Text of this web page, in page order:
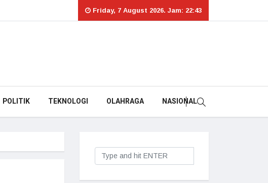
Friday, 7 August 2026. Jam: 22:43
POLITIK TEKNOLOGI OLAHRAGA NASIONAL